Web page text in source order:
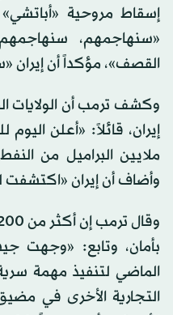
إسقاط مروحية
«سنهاجمهم،
القصف»، مؤكداً أن إيران
وكشف ترمب أن
إيران، قائلاً: «أعلن
ملايين البراميل من
وأضاف أن إيران «اكتشفت
بأمان، وتابع: «وجهت
الماضي لتنفيذ مهمة
التجارية الأخرى في